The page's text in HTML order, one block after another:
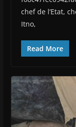
chef de l’Etat,
Itno,
Read More